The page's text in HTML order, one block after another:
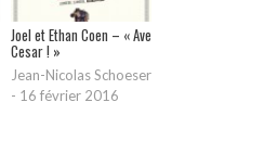
Joel et Ethan Coen – « Ave
Cesar ! »
Jean-Nicolas Schoeser
- 16 février 2016